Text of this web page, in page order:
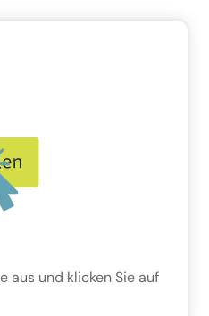
aus und klicken Sie auf